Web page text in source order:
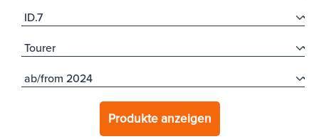
Produkte anzeigen